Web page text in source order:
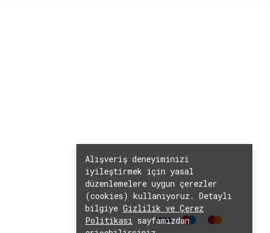
Alışveriş deneyiminizi
iyileştirmek için yasal
düzenlemelere uygun çerezler
(cookies) kullanıyoruz. Detaylı
bilgiye Gizlilik ve Çerez
Politikası sayfamızdan